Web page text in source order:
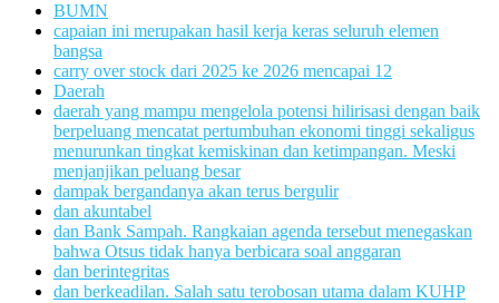
BUMN
capaian ini merupakan hasil kerja keras seluruh elemen
bangsa
carry over stock dari 2025 ke 2026 mencapai 12
Daerah
daerah yang mampu mengelola potensi hilirisasi dengan baik
berpeluang mencatat pertumbuhan ekonomi tinggi sekaligus
menurunkan tingkat kemiskinan dan ketimpangan. Meski
menjanjikan peluang besar
dampak bergandanya akan terus bergulir
dan akuntabel
dan Bank Sampah. Rangkaian agenda tersebut menegaskan
bahwa Otsus tidak hanya berbicara soal anggaran
dan berintegritas
dan berkeadilan. Salah satu terobosan utama dalam KUHP